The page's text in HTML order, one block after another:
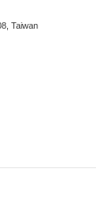
Taiwan